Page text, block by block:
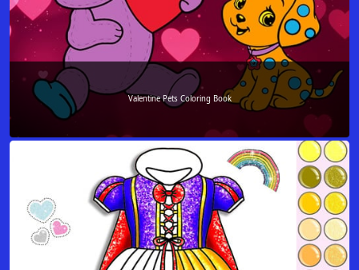
Valentine Pets Coloring Book